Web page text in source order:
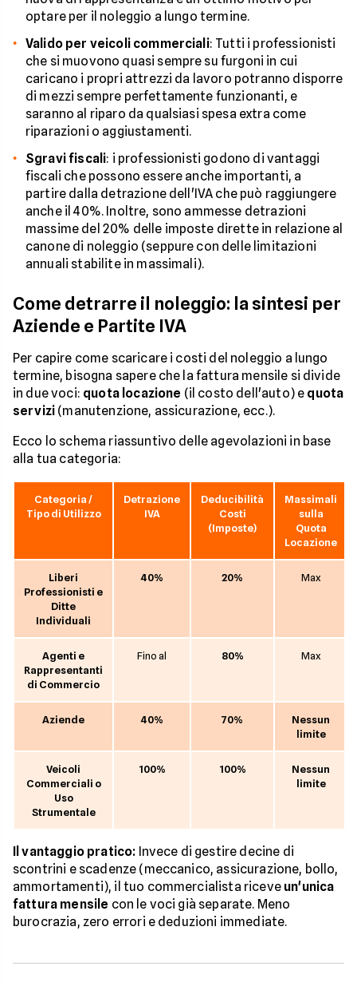
optare per il noleggio a lungo termine.
Valido per veicoli commerciali: Tutti i professionisti
che si muovono quasi sempre su furgoni in cui
caricano i propri attrezzi da lavoro potranno disporre
di mezzi sempre perfettamente funzionanti, e
saranno al riparo da qualsiasi spesa extra come
riparazioni o aggiustamenti.
Sgravi fiscali: i professionisti godono di vantaggi
fiscali che possono essere anche importanti, a
partire dalla detrazione dell'IVA che può raggiungere
anche il 40%. Inoltre, sono ammesse detrazioni
massime del 20% delle imposte dirette in relazione al
canone di noleggio (seppure con delle limitazioni
annuali stabilite in massimali).
Come detrarre il noleggio: la sintesi per
Aziende e Partite IVA
Per capire come scaricare i costi del noleggio a lungo
termine, bisogna sapere che la fattura mensile si divide
in due voci: quota locazione (il costo dell'auto) e quota
servizi (manutenzione, assicurazione, ecc.).
Ecco lo schema riassuntivo delle agevolazioni in base
alla tua categoria:
Categoria /
Tipo di Utilizzo
Detrazione
IVA
Deducibilità
Costi
(Imposte)
Massimali
sulla
Quota
Locazione
Liberi
Professionisti e
Ditte
Individuali
40% 20% Max
Agenti e
Rappresentanti
di Commercio
Fino al 80% Max
Aziende 40% 70%
Nessun
limite
Veicoli
Commerciali o
Uso
Strumentale
100% 100%
Nessun
limite
Il vantaggio pratico: Invece di gestire decine di
scontrini e scadenze (meccanico, assicurazione, bollo,
ammortamenti), il tuo commercialista riceve un'unica
fattura mensile con le voci già separate. Meno
burocrazia, zero errori e deduzioni immediate.